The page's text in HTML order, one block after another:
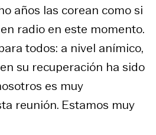
años las corean como si
radio en este momento.
todos: a nivel anímico,
su recuperación ha sido
es muy
reunión. Estamos muy